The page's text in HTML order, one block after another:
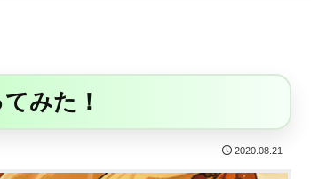
みた！
2020.08.21